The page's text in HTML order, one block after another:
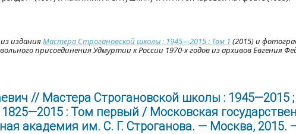
изданияМастера Строгановской школы : 1945—2015 : Том 1 (2015) и
присоединения Удмуртии к России 1970-х годов из архивов Евгения
// Мастера Строгановской школы : 1945—2015
: Том первый / Московская
академия им. С. Г. Строганова. — Москва, 2015.